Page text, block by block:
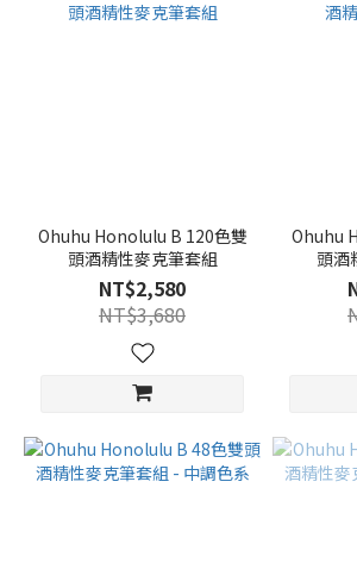
Ohuhu Honolulu B 120色雙
頭酒精性麥克筆套組
NT$2,580
NT$3,680
Ohuhu
頭酒